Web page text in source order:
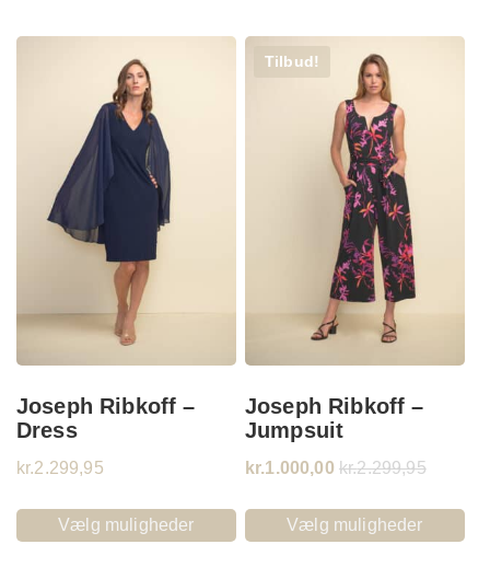
Joseph Ribkoff –
Dress
kr.2.299,95
Vælg muligheder
Tilbud!
Joseph Ribkoff –
Jumpsuit
kr.1.000,00 kr.2.299,95
Vælg muligheder